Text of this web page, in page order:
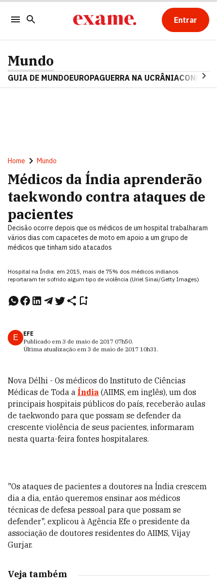
Entrar
Mundo
GUIA DE MUNDOEUROPAGUERRA NA UCRÂNIA
Home Mundo
Médicos da Índia aprenderão
taekwondo contra ataques de
pacientes
Decisão ocorre depois que os médicos de um hospital trabalharam
vários dias com capacetes de moto em apoio a um grupo de
médicos que tinham sido atacados
Hospital na Índia: em 2015, mais de 75% dos médicos indianos
reportaram ter sofrido algum tipo de violência (Uriel Sinai/Getty Images)
E
EFE
Publicado em 3 de maio de 2017 07h50.
Última atualização em 3 de maio de 2017 10h31.
Nova Délhi - Os médicos do Instituto de Ciências
Médicas de Toda a Índia (AIIMS, em inglês), um dos
principais hospitais públicos do país, receberão aulas
de taekwondo para que possam se defender da
crescente violência de seus pacientes, informaram
nesta quarta-feira fontes hospitalares.
"Os ataques de pacientes a doutores na Índia crescem
dia a dia, então queremos ensinar aos médicos
técnicas de defesa pessoal para que possam se
defender", explicou à Agência Efe o presidente da
associação de doutores residentes do AIIMS, Vijay
Gurjar.
Veja também